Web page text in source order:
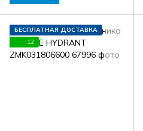
БЕСПЛАТНАЯ ДОСТАВКА
12